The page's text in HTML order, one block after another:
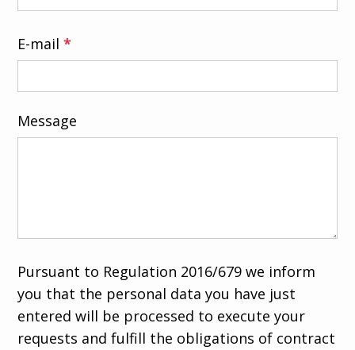
E-mail*
Message
Pursuant to Regulation 2016/679 we inform
you that the personal data you have just
entered will be processed to execute your
requests and fulfill the obligations of contract